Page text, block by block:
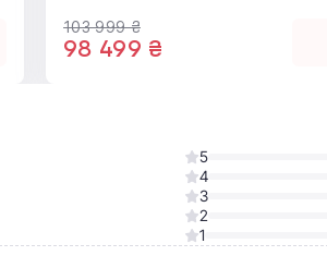
147 840 ₴
5
4
3
2
1